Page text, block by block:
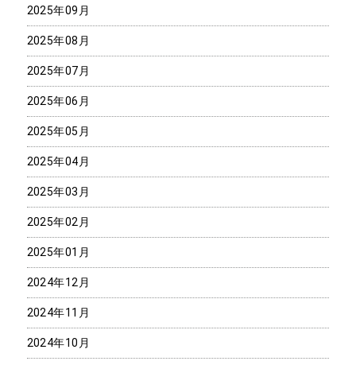
2025年09月
2025年08月
2025年07月
2025年06月
2025年05月
2025年04月
2025年03月
2025年02月
2025年01月
2024年12月
2024年11月
2024年10月